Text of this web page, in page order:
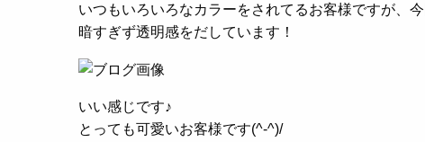
いつもいろいろなカラーをされてるお客様ですが、
暗すぎず透明感をだしています！
いい感じです♪
とっても可愛いお客様です(^-^)/